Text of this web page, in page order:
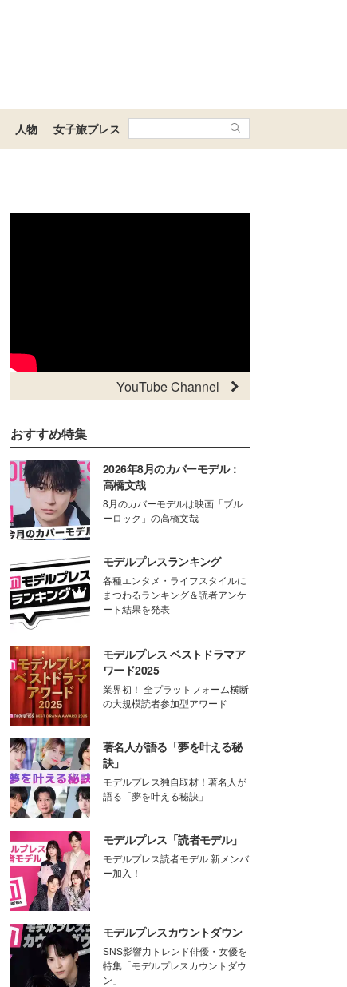
人物 女子旅プレス
YouTube Channel
おすすめ特集
2026年8月のカバーモデル：
高橋文哉
8月のカバーモデルは映画「ブル
ーロック」の高橋文哉
モデルプレスランキング
各種エンタメ・ライフスタイルに
まつわるランキング＆読者アンケ
ート結果を発表
モデルプレス ベストドラマア
ワード2025
業界初！ 全プラットフォーム横断
の大規模読者参加型アワード
著名人が語る「夢を叶える秘
訣」
モデルプレス独自取材！著名人が
語る「夢を叶える秘訣」
モデルプレス「読者モデル」
モデルプレス読者モデル 新メンバ
ー加入！
モデルプレスカウントダウン
SNS影響力トレンド俳優・女優を
特集「モデルプレスカウントダウ
ン」